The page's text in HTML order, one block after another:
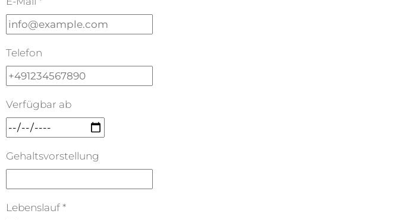
Telefon
Verfügbar ab
Gehaltsvorstellung
Lebenslauf *